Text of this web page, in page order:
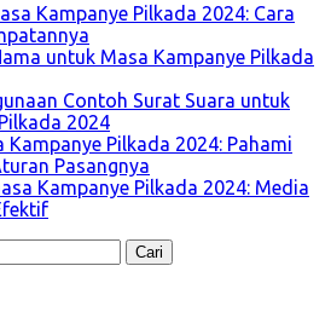
Kampanye Pilkada 2024: Cara
untuk Masa Kampanye Pilkada
Contoh Surat Suara untuk
2024
Kampanye Pilkada 2024: Pahami
Pasangnya
Kampanye Pilkada 2024: Media